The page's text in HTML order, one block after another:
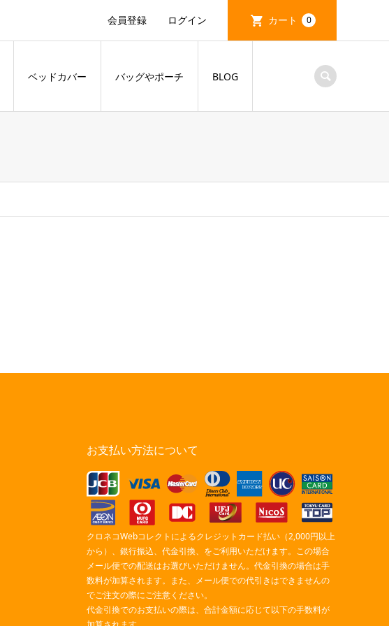
会員登録 ログイン カート 0
ベッドカバー バッグやポーチ BLOG
お支払い方法について
クロネコWebコレクトによるクレジットカード払い（2,000円以上
から）、銀行振込、代金引換、をご利用いただけます。この場合
メール便での配送はお選びいただけません。代金引換の場合は手
数料が加算されます。また、メール便での代引きはできませんの
でご注文の際にご注意ください。
代金引換でのお支払いの際は、合計金額に応じて以下の手数料が